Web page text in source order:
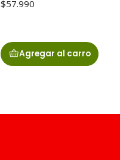
$57.990
Agregar al carro